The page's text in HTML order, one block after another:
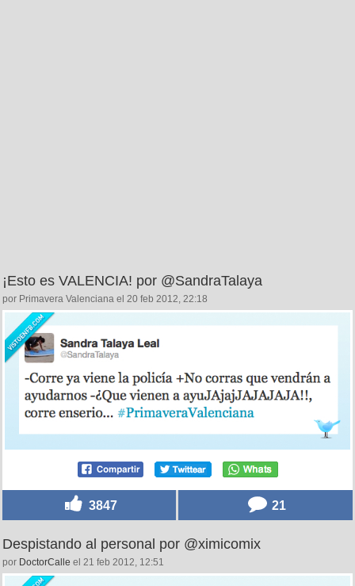
¡Esto es VALENCIA! por @SandraTalaya
por Primavera Valenciana el 20 feb 2012, 22:18
3847 21
Despistando al personal por @ximicomix
por DoctorCalle el 21 feb 2012, 12:51